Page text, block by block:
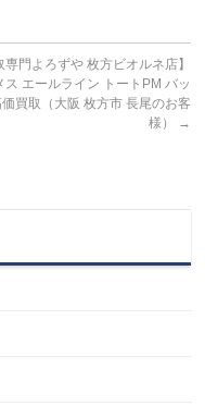
専門よろずや 枚方ビオルネ店】
ス エールライン トートPM バッ
価買取（大阪 枚方市 長尾のお客
様）
→